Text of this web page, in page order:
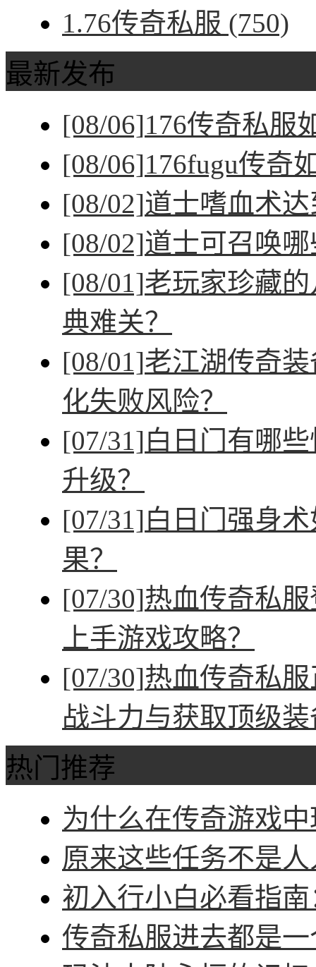
1.76传奇私服 (750)
最新发布
[08/06]176传奇私服
[08/06]176fugu传奇
[08/02]道士嗜血术
[08/02]道士可召唤
[08/01]老玩家珍藏
典难关？
[08/01]老江湖传奇
化失败风险？
[07/31]白日门有哪
升级？
[07/31]白日门强身
果？
[07/30]热血传奇私
上手游戏攻略？
[07/30]热血传奇私
战斗力与获取顶级
热门推荐
为什么在传奇游戏
原来这些任务不是
初入行小白必看指
传奇私服进去都是